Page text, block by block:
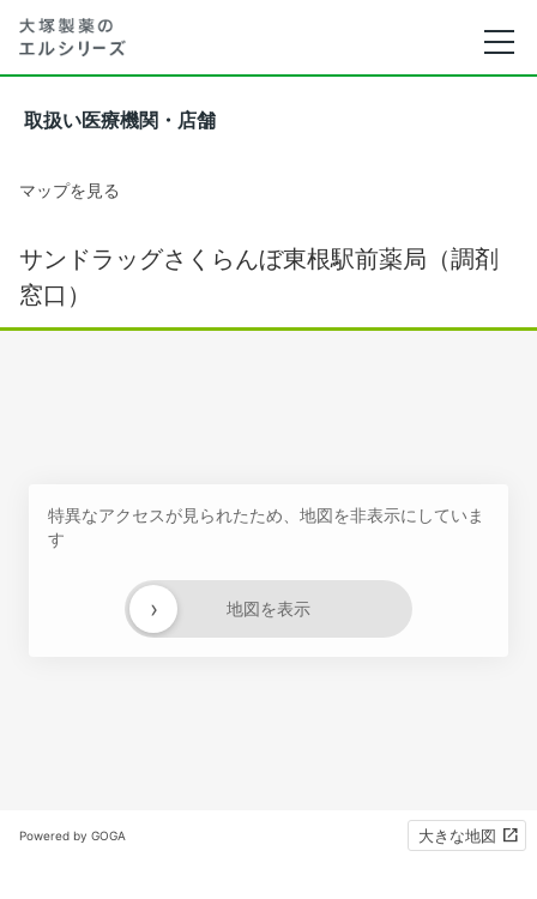
取扱い医療機関・店舗
マップを見る
サンドラッグさくらんぼ東根駅前薬局（調剤
窓口）
特異なアクセスが見られたため、地図を非表示にしていま
す
地図を表示
›
Powered by GOGA 大きな地図